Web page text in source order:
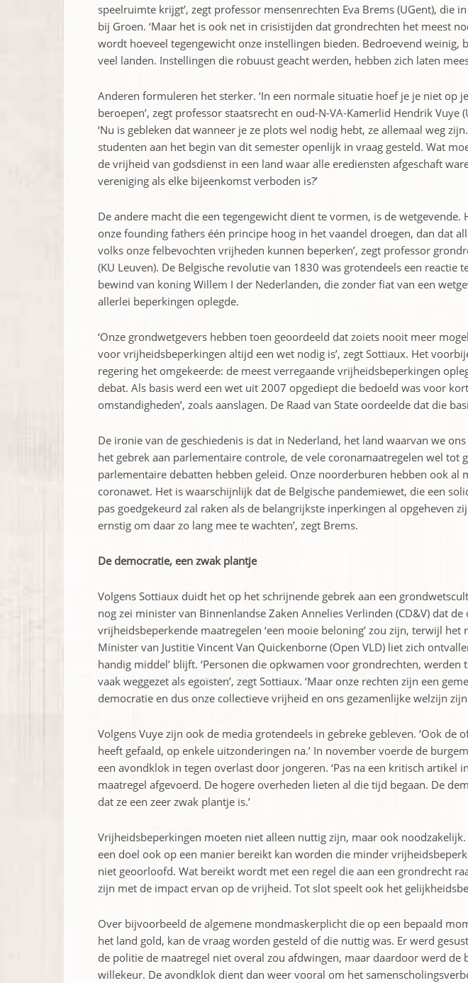
speelruimte krijgt’, zegt professor mensen­rechten Eva Brems (UGent), die
bij Groen. ‘Maar het is ook net in crisis­tijden dat grondrechten het meest
wordt hoeveel ­tegen­gewicht onze instellingen bieden. Bedroevend weinig,
veel landen. Instellingen die robuust geacht werden, hebben zich laten
Anderen formuleren het sterker. ‘In een normale situatie hoef je je niet op
beroepen’, zegt professor staatsrecht en oud-N-VA-Kamerlid Hendrik Vuye
‘Nu is ­gebleken dat wanneer je ze plots wel nodig hebt, ze allemaal weg
studenten aan het begin van dit semester openlijk in vraag ­gesteld. Wat
de vrijheid van godsdienst in een land waar alle erediensten ­afgeschaft
vereniging als elke bijeenkomst verboden is?’
De andere macht die een tegengewicht dient te ­vormen, is de wetgevende.
onze founding fathers één principe hoog in het vaandel droegen, dan dat
volks onze felbevochten vrijheden kunnen beperken’, zegt professor
(KU Leuven). De Belgische revolutie van 1830 was grotendeels een reactie
bewind van koning ­Willem I der Nederlanden, die zonder ­fiat van een
­allerlei ­beperkingen oplegde.
‘Onze grondwetgevers hebben toen geoordeeld dat zoiets nooit meer
voor vrijheidsbeperkingen altijd een wet nodig is’, zegt Sottiaux. Het
regering het omgekeerde: de meest verregaande vrijheidsbeperkingen
­debat. Als basis werd een wet uit 2007 opgediept die bedoeld was voor
omstandigheden’, zoals aanslagen. De Raad van State oordeelde dat die
De ironie van de geschiedenis is dat in Nederland, het land waarvan we
het gebrek aan parlementaire controle, de vele ­coronamaatregelen wel tot
parlementaire debatten hebben geleid. Onze noorderburen hebben ook al
coronawet. Het is waarschijnlijk dat de Belgische pandemiewet, die een
pas goedgekeurd zal raken als de belangrijkste inperkingen al opgeheven
ernstig om daar zo lang mee te wachten’, zegt Brems.
De democratie, een zwak plantje
Volgens Sottiaux duidt het op het schrijnende ­gebrek aan een
nog zei minister van Binnenlandse Zaken ­Annelies Verlinden (CD&V) dat
vrijheidsbeperkende maatregelen ‘een mooie beloning’ zou zijn, terwijl het
Minister van Justitie Vincent Van Quickenborne (Open VLD) liet zich
handig middel’ blijft. ‘Personen die opkwamen voor grondrechten, werden
vaak ­weggezet als egoïsten’, zegt Sottiaux. ‘Maar onze rechten zijn een
demo­cratie en dus onze collectieve vrijheid en ons gezamenlijke welzijn zijn
Volgens Vuye zijn ook de media grotendeels in gebreke gebleven. ‘Ook de
heeft gefaald, op enkele uitzonderingen na.’ In ­november voerde de
een avondklok in tegen overlast door jongeren. ‘Pas na een kritisch artikel
maat­regel afgevoerd. De hogere overheden lieten al die tijd begaan. De
dat ze een zeer zwak plantje is.’
Vrijheids­beperkingen moeten niet alleen nuttig zijn, maar ook
een doel ook op een manier bereikt kan worden die minder
niet geoorloofd. Wat bereikt wordt met een regel die aan een grondrecht
zijn met de impact ervan op de vrijheid. Tot slot speelt ook het
Over bijvoorbeeld de algemene mondmaskerplicht die op een bepaald
het land gold, kan de vraag worden gesteld of die nuttig was. Er werd
de politie de maatregel niet overal zou afdwingen, maar daardoor werd de
willekeur. De avondklok dient dan weer vooral om het